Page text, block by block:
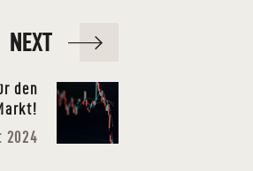
NEXT
den
2024